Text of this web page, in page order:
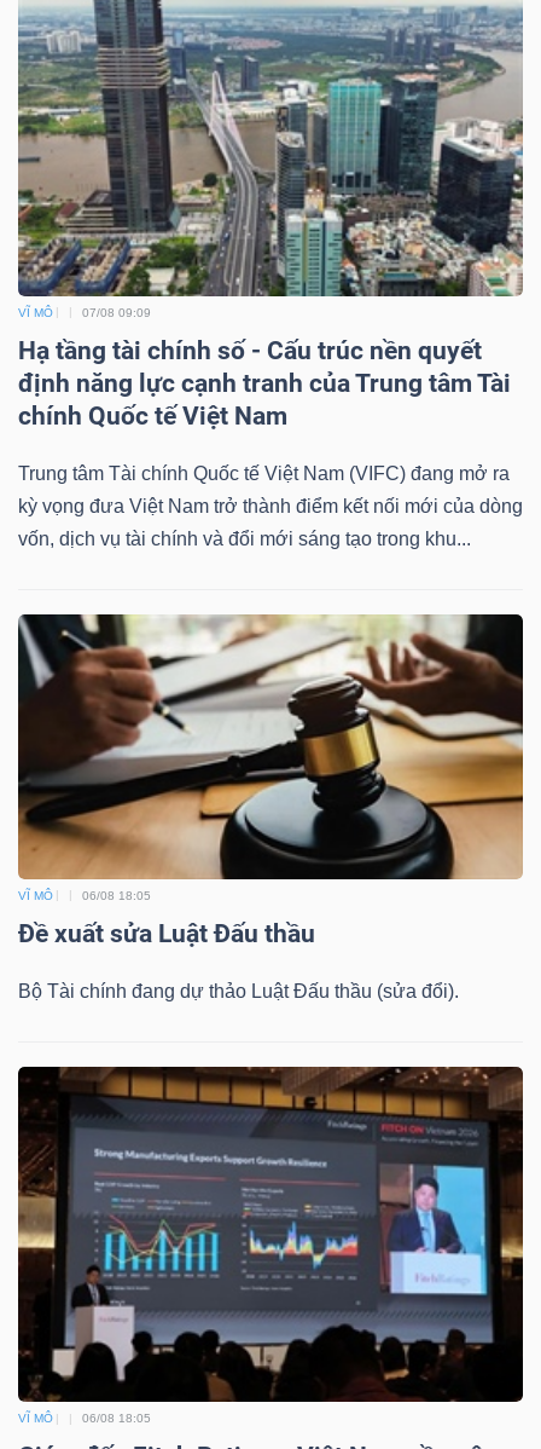
VĨ MÔ 07/08 09:09
Hạ tầng tài chính số - Cấu trúc nền quyết
định năng lực cạnh tranh của Trung tâm Tài
chính Quốc tế Việt Nam
Trung tâm Tài chính Quốc tế Việt Nam (VIFC) đang mở ra
kỳ vọng đưa Việt Nam trở thành điểm kết nối mới của dòng
vốn, dịch vụ tài chính và đổi mới sáng tạo trong khu...
VĨ MÔ 06/08 18:05
Đề xuất sửa Luật Đấu thầu
Bộ Tài chính đang dự thảo Luật Đấu thầu (sửa đổi).
VĨ MÔ 06/08 18:05